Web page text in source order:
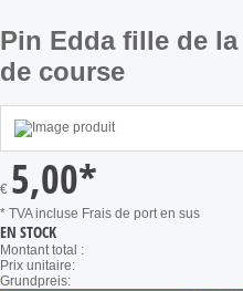
Pin Edda fille de
de course
€ 5,00*
* TVA incluse Frais de port en sus
EN STOCK
Montant total :
Prix unitaire:
Grundpreis: